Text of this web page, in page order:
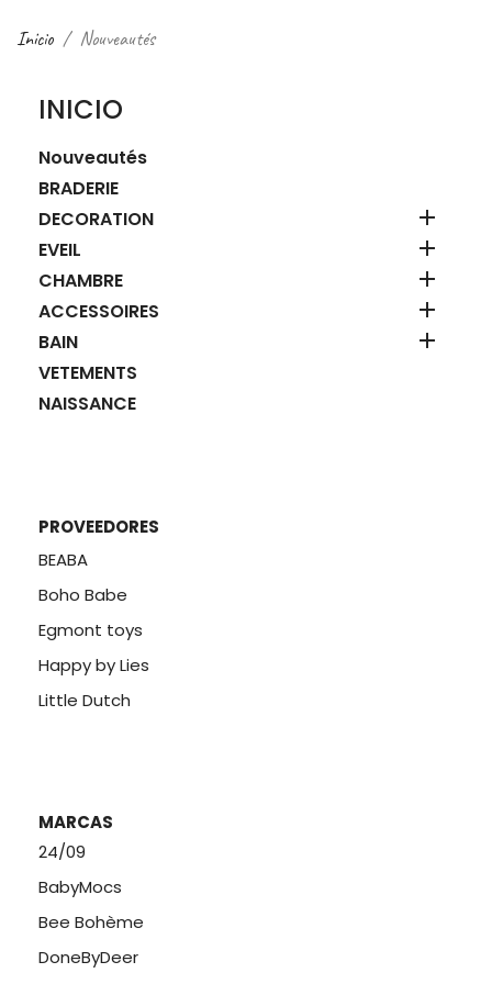
Inicio Nouveautés
INICIO
Nouveautés
BRADERIE
DECORATION

EVEIL 
CHAMBRE 
ACCESSOIRES 
BAIN 
VETEMENTS
NAISSANCE
PROVEEDORES
BEABA
Boho Babe
Egmont toys
Happy by Lies
Little Dutch
MARCAS
24/09
BabyMocs
Bee Bohème
DoneByDeer